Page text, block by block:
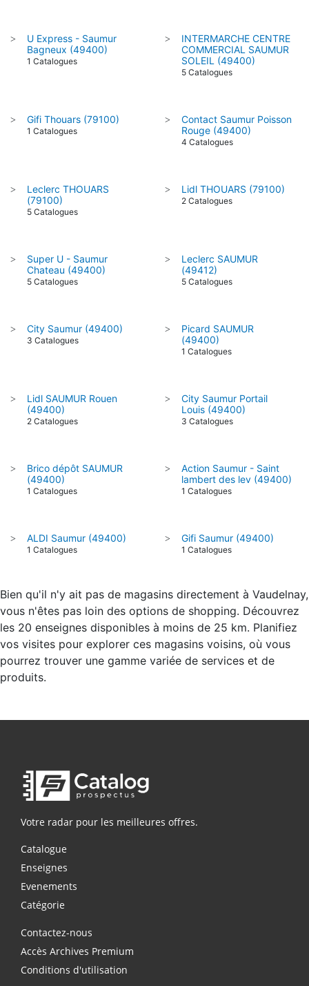
>
U Express - Saumur
Bagneux (49400)
1 Catalogues
>
INTERMARCHE CENTRE
COMMERCIAL SAUMUR
SOLEIL (49400)
5 Catalogues
> Gifi Thouars (79100)
1 Catalogues
>
Contact Saumur Poisson
Rouge (49400)
4 Catalogues
>
Leclerc THOUARS
(79100)
5 Catalogues
> Lidl THOUARS (79100)
2 Catalogues
>
Super U - Saumur
Chateau (49400)
5 Catalogues
>
Leclerc SAUMUR
(49412)
5 Catalogues
> City Saumur (49400)
3 Catalogues
>
Picard SAUMUR
(49400)
1 Catalogues
>
Lidl SAUMUR Rouen
(49400)
2 Catalogues
>
City Saumur Portail
Louis (49400)
3 Catalogues
>
Brico dépôt SAUMUR
(49400)
1 Catalogues
>
Action Saumur - Saint
lambert des lev (49400)
1 Catalogues
> ALDI Saumur (49400)
1 Catalogues
> Gifi Saumur (49400)
1 Catalogues
Bien qu'il n'y ait pas de magasins directement à Vaudelnay,
vous n'êtes pas loin des options de shopping. Découvrez
les 20 enseignes disponibles à moins de 25 km. Planifiez
vos visites pour explorer ces magasins voisins, où vous
pourrez trouver une gamme variée de services et de
produits.
Votre radar pour les meilleures offres.
Catalogue
Enseignes
Evenements
Catégorie
Contactez-nous
Accès Archives Premium
Conditions d'utilisation